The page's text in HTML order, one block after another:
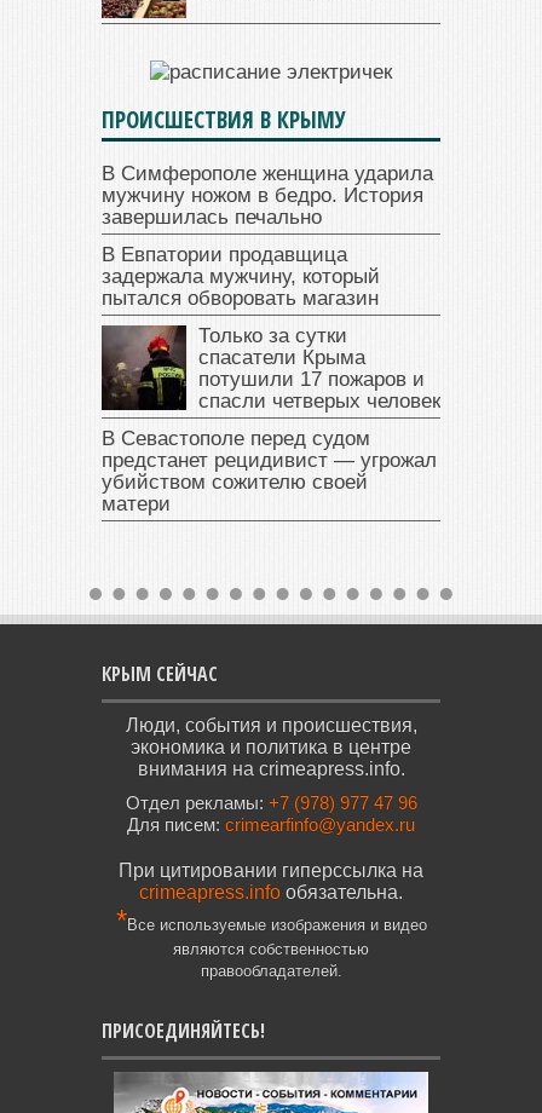
ПРОИСШЕСТВИЯ В КРЫМУ
В Симферополе женщина ударила
мужчину ножом в бедро. История
завершилась печально
В Евпатории продавщица
задержала мужчину, который
пытался обворовать магазин
Только за сутки
спасатели Крыма
потушили 17 пожаров и
спасли четверых человек
В Севастополе перед судом
предстанет рецидивист — угрожал
убийством сожителю своей
матери
КРЫМ СЕЙЧАС
Люди, события и происшествия,
экономика и политика в центре
внимания на crimeapress.info.
Отдел рекламы: +7 (978) 977 47 96
Для писем: crimearfinfo@yandex.ru
При цитировании гиперссылка на
crimeapress.info обязательна.
*Все используемые изображения и видео
являются собственностью
правообладателей.
ПРИСОЕДИНЯЙТЕСЬ!